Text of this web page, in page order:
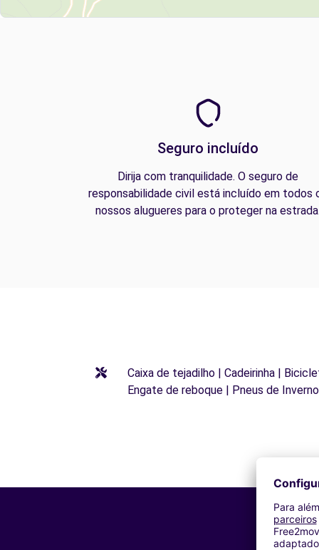
Seguro incluído
Dirija com tranquilidade. O seguro de
responsabilidade civil está incluído em todos
nossos alugueres para o proteger na
Caixa de tejadilho | Cadeirinha |
Engate de reboque | Pneus de Inverno